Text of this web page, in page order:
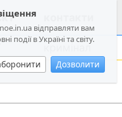
відправляти вам
події в Україні та світу.
Дозволити
кримінал